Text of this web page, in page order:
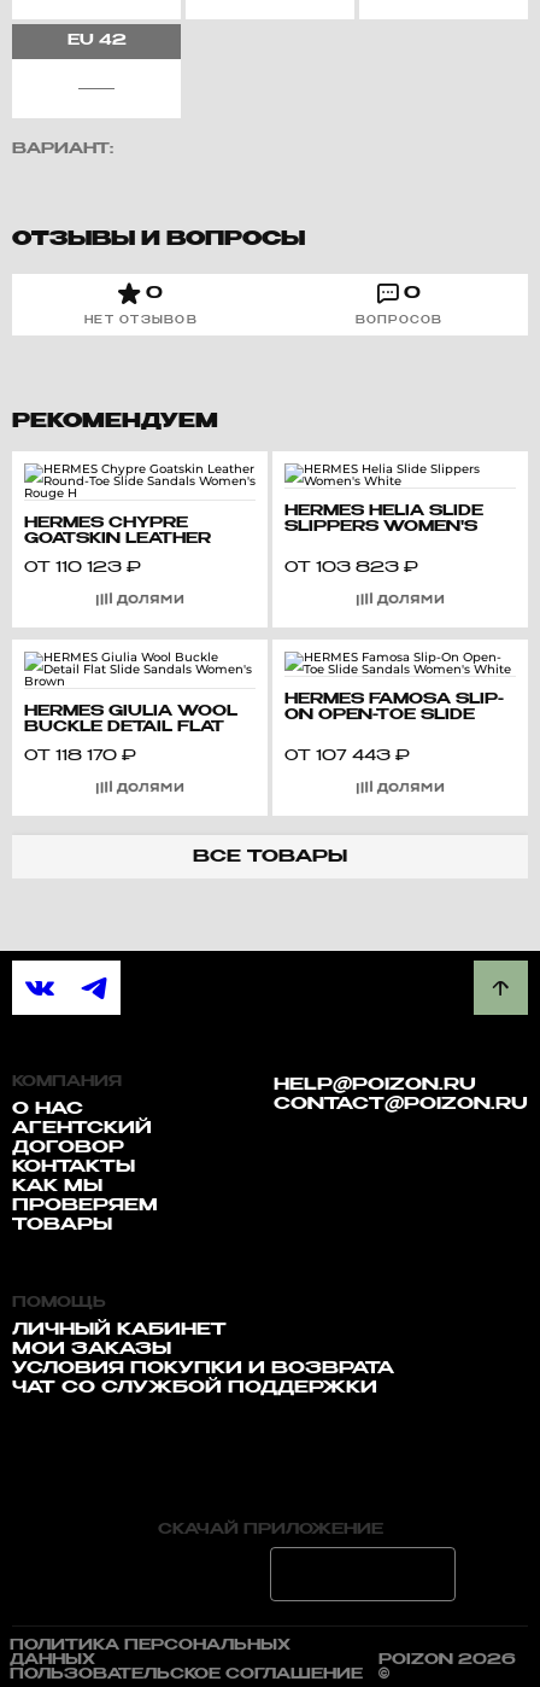
EU42
ВАРИАНТ:
ОТЗЫВЫ И ВОПРОСЫ
0
НЕТ ОТЗЫВОВ
0
ВОПРОСОВ
РЕКОМЕНДУЕМ
HERMES CHYPRE
GOATSKIN LEATHER
SANDALS WOMEN'S
ОТ 110 123 ₽
HERMES HELIA SLIDE
SLIPPERS WOMEN'S
ОТ 103 823 ₽
HERMES GIULIA WOOL
BUCKLE DETAIL FLAT
WOMEN'S BROWN
ОТ 118 170 ₽
HERMES FAMOSA SLIP-
ON OPEN-TOE SLIDE
WHITE
ОТ 107 443 ₽
ВСЕ ТОВАРЫ
КОМПАНИЯ
О НАС
АГЕНТСКИЙ
ДОГОВОР
КОНТАКТЫ
КАК МЫ
ПРОВЕРЯЕМ
ТОВАРЫ
HELP@POIZON.RU
CONTACT@POIZON.RU
ПОМОЩЬ
ЛИЧНЫЙ КАБИНЕТ
МОИ ЗАКАЗЫ
УСЛОВИЯ ПОКУПКИ И ВОЗВРАТА
ЧАТ СО СЛУЖБОЙ ПОДДЕРЖКИ
СКАЧАЙ ПРИЛОЖЕНИЕ
ПОЛИТИКА ПЕРСОНАЛЬНЫХ
ДАННЫХ
ПОЛЬЗОВАТЕЛЬСКОЕ СОГЛАШЕНИЕ
POIZON 2026
©